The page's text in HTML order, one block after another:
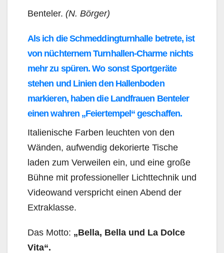
Benteler. (N. Börger)
Als ich die Schmeddingturnhalle betrete, ist
von nüchternem Turnhallen-Charme nichts
mehr zu spüren. Wo sonst Sportgeräte
stehen und Linien den Hallenboden
markieren, haben die Landfrauen Benteler
einen wahren „Feiertempel“ geschaffen.
Italienische Farben leuchten von den
Wänden, aufwendig dekorierte Tische
laden zum Verweilen ein, und eine große
Bühne mit professioneller Lichttechnik und
Videowand verspricht einen Abend der
Extraklasse.
Das Motto: „Bella, Bella und La Dolce
Vita“.